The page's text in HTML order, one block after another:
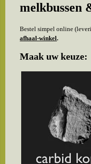
melkbussen
Bestel simpel online
afhaal-winkel.
Maak uw keuze: